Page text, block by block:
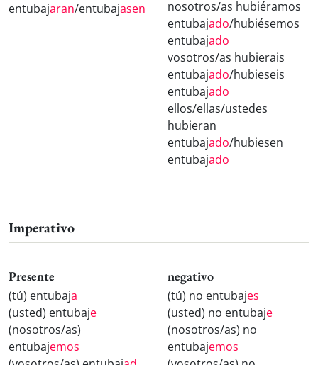
entubajaran/entubajasen
nosotros/as hubiéramos
entubajado/hubiésemos
entubajado
vosotros/as hubierais
entubajado/hubieseis
entubajado
ellos/ellas/ustedes
hubieran
entubajado/hubiesen
entubajado
Imperativo
Presente
(tú) entubaja
(usted) entubaje
(nosotros/as)
entubajemos
negativo
(tú) no entubajes
(usted) no entubaje
(nosotros/as) no
entubajemos